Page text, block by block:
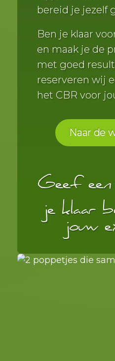
bereid je jezelf
Ben je klaar
en maak je de
met goed
reserveren wij
het CBR voor
Naar de
Geef een
je klaar
jouw